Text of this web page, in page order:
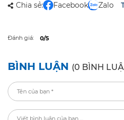
Chia sẻ: Facebook Zalo
Đánh giá: 0/5
BÌNH LUẬN (0 BÌNH